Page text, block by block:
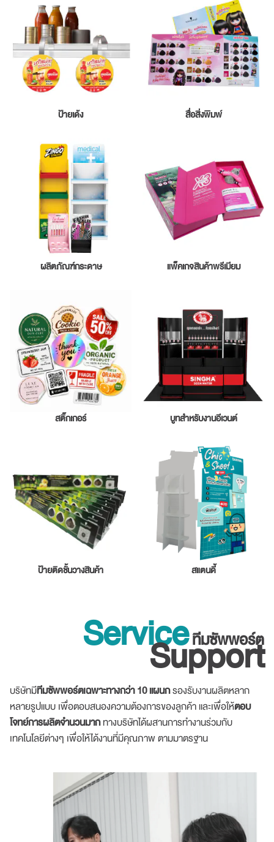
ป้ายเด้ง สื่อสิ่งพิมพ์
ผลิตภัณฑ์กระดาษ แพ็คเกจสินค้าพรีเมียม
สติ๊กเกอร์ บูทสำหรับงานอีเวนต์
ป้ายติดชั้นวางสินค้า สแตนดี้
Serviceทีมซัพพอร์ต
Support
บริษัทมีทีมซัพพอร์ตเฉพาะทางกว่า 10 แผนกรองรับงานผลิตหลาก
หลายรูปแบบ เพื่อตอบสนองความต้องการของลูกค้า และเพื่อให้ตอบ
โจทย์การผลิตจำนวนมากทางบริษัทได้ผสานการทำงานร่วมกับ
เทคโนโลยีต่างๆ เพื่อให้ได้งานที่มีคุณภาพ ตามมาตรฐาน